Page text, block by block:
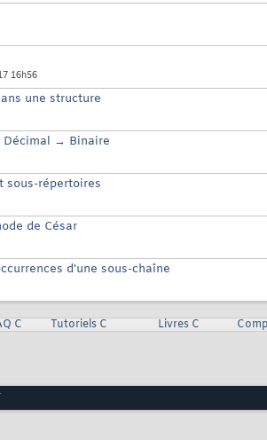
16h56
une structure
Décimal → Binaire
sous-répertoires
de César
d'une sous-chaîne
C Tutoriels C Livres C